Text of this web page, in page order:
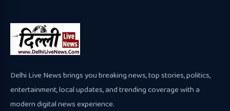
Delhi Live News brings you breaking news, top stories, politics,
entertainment, local updates, and trending coverage with a
modern digital news experience.